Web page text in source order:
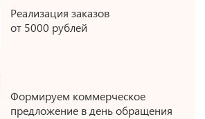
Реализация заказов
от 5000 рублей
Формируем коммерческое
предложение в день обращения